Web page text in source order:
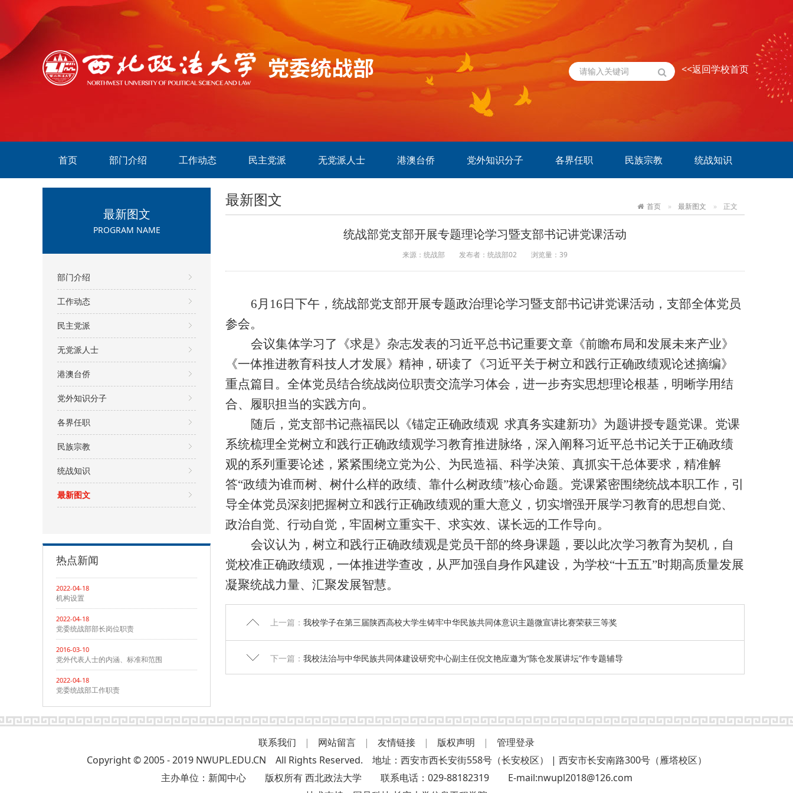
<<返回学校首页
首页 部门介绍 工作动态 民主党派 无党派人士 港澳台侨 党外知识分子 各界任职 民族宗教 统战知识
最新图文
PROGRAM NAME
部门介绍
工作动态
民主党派
无党派人士
港澳台侨
党外知识分子
各界任职
民族宗教
统战知识
最新图文
热点新闻
2022-04-18
机构设置
2022-04-18
党委统战部部长岗位职责
2016-03-10
党外代表人士的内涵、标准和范围
2022-04-18
党委统战部工作职责
首页 最新图文 正文
最新图文
统战部党支部开展专题理论学习暨支部书记讲党课活动
来源：统战部 发布者：统战部02 浏览量： 39
6月16日下午，统战部党支部开展专题政治理论学习暨支部书记讲党课活动，支部全体党员
参会。
会议集体学习了《求是》杂志发表的习近平总书记重要文章《前瞻布局和发展未来产业》
《一体推进教育科技人才发展》精神，研读了《习近平关于树立和践行正确政绩观论述摘编》
重点篇目。全体党员结合统战岗位职责交流学习体会，进一步夯实思想理论根基，明晰学用结
合、履职担当的实践方向。
随后，党支部书记燕福民以《锚定正确政绩观 求真务实建新功》为题讲授专题党课。党课
系统梳理全党树立和践行正确政绩观学习教育推进脉络，深入阐释习近平总书记关于正确政绩
观的系列重要论述，紧紧围绕立党为公、为民造福、科学决策、真抓实干总体要求，精准解
答“政绩为谁而树、树什么样的政绩、靠什么树政绩”核心命题。党课紧密围绕统战本职工作，引
导全体党员深刻把握树立和践行正确政绩观的重大意义，切实增强开展学习教育的思想自觉、
政治自觉、行动自觉，牢固树立重实干、求实效、谋长远的工作导向。
会议认为，树立和践行正确政绩观是党员干部的终身课题，要以此次学习教育为契机，自
觉校准正确政绩观，一体推进学查改，从严加强自身作风建设，为学校“十五五”时期高质量发展
凝聚统战力量、汇聚发展智慧。
上一篇： 我校学子在第三届陕西高校大学生铸牢中华民族共同体意识主题微宣讲比赛荣获三等奖
下一篇： 我校法治与中华民族共同体建设研究中心副主任倪文艳应邀为“陈仓发展讲坛”作专题辅导
联系我们 | 网站留言 | 友情链接 | 版权声明 |
管理登录
Copyright © 2005 - 2019 NWUPL.EDU.CN All Rights Reserved. 地址：西安市西长安街558号（长安校区） | 西安市长安南路300号（雁塔校区）
主办单位：新闻中心 版权所有 西北政法大学 联系电话：029-88182319 E-mail:nwupl2018@126.com